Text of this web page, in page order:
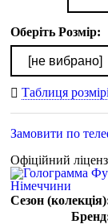
Оберіть Розмір:
Таблиця
Замовити по
Офіційний
Сезон